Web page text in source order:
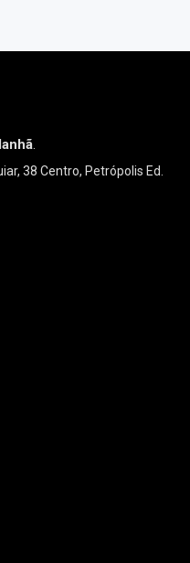
.
38 Centro, Petrópolis Ed.